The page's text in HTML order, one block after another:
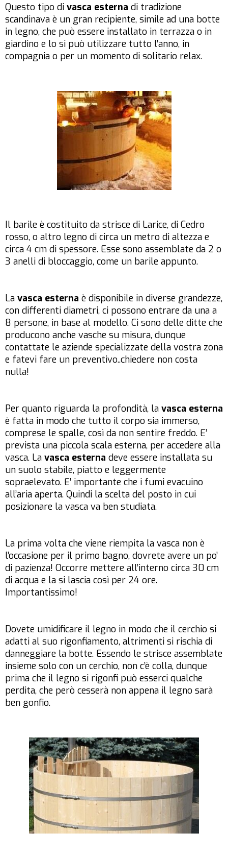
Questo tipo di vasca esterna di tradizione
scandinava è un gran recipiente, simile ad una botte
in legno, che può essere installato in terrazza o in
giardino e lo si può utilizzare tutto l’anno, in
compagnia o per un momento di solitario relax.
Il barile è costituito da strisce di Larice, di Cedro
rosso, o altro legno di circa un metro di altezza e
circa 4 cm di spessore. Esse sono assemblate da 2 o
3 anelli di bloccaggio, come un barile appunto.
La vasca esterna è disponibile in diverse grandezze,
con differenti diametri, ci possono entrare da una a
8 persone, in base al modello. Ci sono delle ditte che
producono anche vasche su misura, dunque
contattate le aziende specializzate della vostra zona
e fatevi fare un preventivo..chiedere non costa
nulla!
Per quanto riguarda la profondità, la vasca esterna
è fatta in modo che tutto il corpo sia immerso,
comprese le spalle, così da non sentire freddo. E’
prevista una piccola scala esterna, per accedere alla
vasca. La vasca esterna deve essere installata su
un suolo stabile, piatto e leggermente
sopraelevato. E’ importante che i fumi evacuino
all’aria aperta. Quindi la scelta del posto in cui
posizionare la vasca va ben studiata.
La prima volta che viene riempita la vasca non è
l’occasione per il primo bagno, dovrete avere un po’
di pazienza! Occorre mettere all’interno circa 30 cm
di acqua e la si lascia così per 24 ore.
Importantissimo!
Dovete umidificare il legno in modo che il cerchio si
adatti al suo rigonfiamento, altrimenti si rischia di
danneggiare la botte. Essendo le strisce assemblate
insieme solo con un cerchio, non c’è colla, dunque
prima che il legno si rigonfi può esserci qualche
perdita, che però cesserà non appena il legno sarà
ben gonfio.